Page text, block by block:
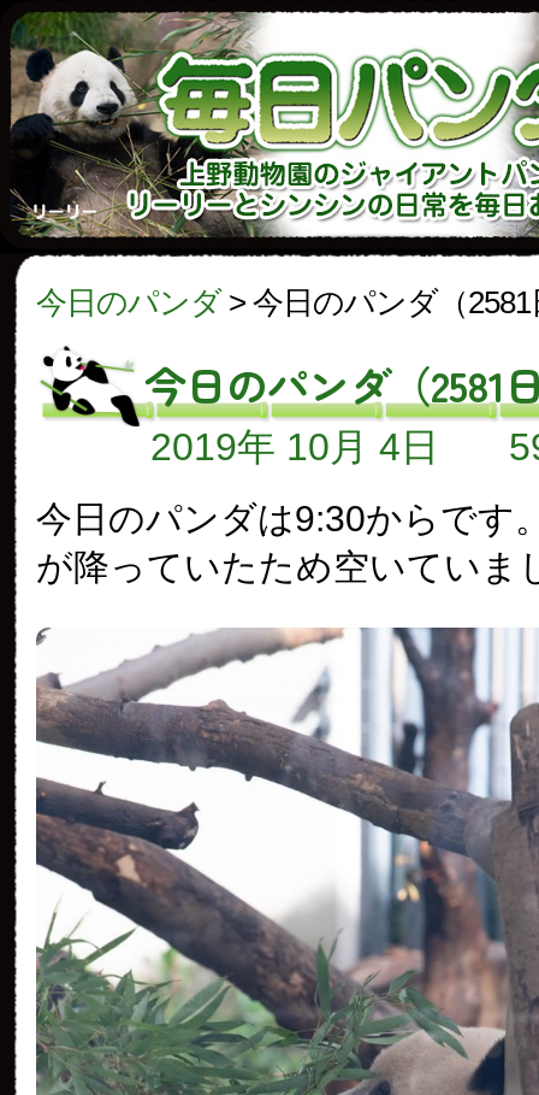
今日のパンダ> 今日のパンダ（2581
今日のパンダ（2581
2019年 10月 4日
今日のパンダは9:30からです
が降っていたため空いていま